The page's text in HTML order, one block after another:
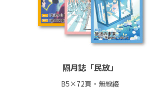
隔月誌「民放」
B5×72頁・無線綴